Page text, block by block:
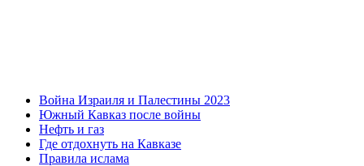
Война Израиля и Палестины 2023
Южный Кавказ после войны
Нефть и газ
Где отдохнуть на Кавказе
Правила ислама